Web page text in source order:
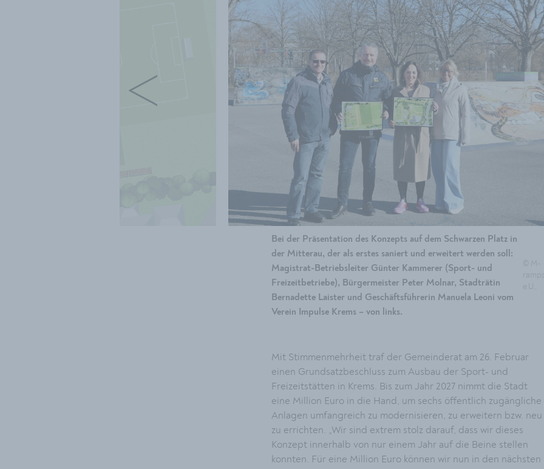
Bei der Präsentation des Konzepts auf dem Schwarzen Platz in
der Mitterau, der als erstes saniert und erweitert werden soll:
Magistrat-Betriebsleiter Günter Kammerer (Sport- und
Freizeitbetriebe), Bürgermeister Peter Molnar, Stadträtin
Bernadette Laister und Geschäftsführerin Manuela Leoni vom
Verein Impulse Krems – von links.
Mit Stimmenmehrheit traf der Gemeinderat am 26. Februar
einen Grundsatzbeschluss zum Ausbau der Sport- und
Freizeitstätten in Krems. Bis zum Jahr 2027 nimmt die Stadt
eine Million Euro in die Hand, um sechs öffentlich zugängliche
Anlagen umfangreich zu modernisieren, zu erweitern bzw. neu
zu errichten. „Wir sind extrem stolz darauf, dass wir dieses
Konzept innerhalb von nur einem Jahr auf die Beine stellen
konnten. Für eine Million Euro können wir nun in den nächsten